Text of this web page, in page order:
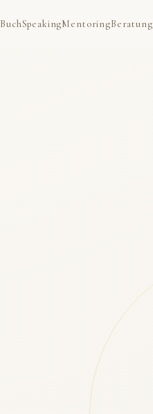
BuchSpeakingMentoringBeratung